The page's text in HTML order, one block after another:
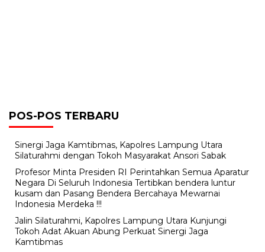
POS-POS TERBARU
Sinergi Jaga Kamtibmas, Kapolres Lampung Utara
Silaturahmi dengan Tokoh Masyarakat Ansori Sabak
Profesor Minta Presiden RI Perintahkan Semua Aparatur
Negara Di Seluruh Indonesia Tertibkan bendera luntur
kusam dan Pasang Bendera Bercahaya Mewarnai
Indonesia Merdeka !!!
Jalin Silaturahmi, Kapolres Lampung Utara Kunjungi
Tokoh Adat Akuan Abung Perkuat Sinergi Jaga
Kamtibmas